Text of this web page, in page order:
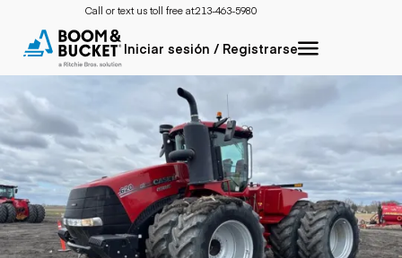
Call or text us toll free at:213-463-5980
Iniciar sesión / Registrarse